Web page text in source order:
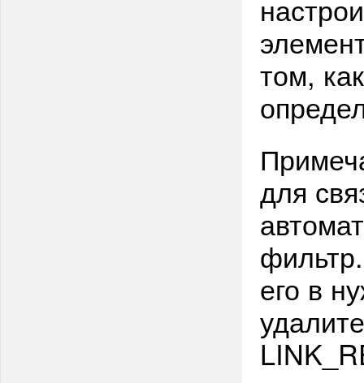
том,
для
его в